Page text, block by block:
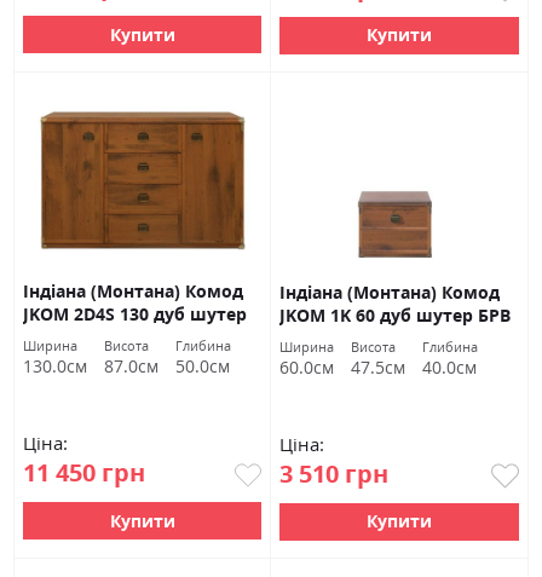
Купити Купити
Індіана (Монтана) Комод
JKOM 2D4S 130 дуб шутер
БРВ Україна
Ширина
130.0см
Висота
87.0см
Глибина
50.0см
Ціна:
11 450 грн
Купити
Індіана (Монтана) Комод
JKOM 1K 60 дуб шутер БРВ
Україна
Ширина
60.0см
Висота
47.5см
Глибина
40.0см
Ціна:
3 510 грн
Купити